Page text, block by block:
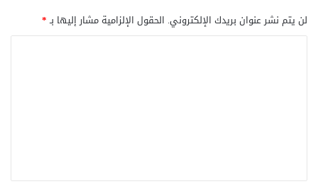
لن يتم نشر عنوان بريدك الإلكتروني. الحقول الإلزامية مشار إليها بـ*